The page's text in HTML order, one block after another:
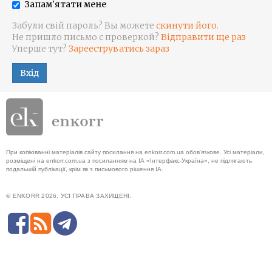
Запам'ятати мене
Забули свій пароль? Вы можете скинути його.
Не пришло письмо с проверкой? Відправити ще раз
Уперше тут? Зарееструватись зараз
Вхід
При копіюванні матеріалів сайту посилання на enkorr.com.ua обов'язкове. Усі матеріали,
розміщені на enkorr.com.ua з посиланням на ІА «Інтерфакс-Україна», не підлягають
подальшій публікації, крім як з письмового рішення ІА.
© ENKORR 2026. УСІ ПРАВА ЗАХИЩЕНІ.